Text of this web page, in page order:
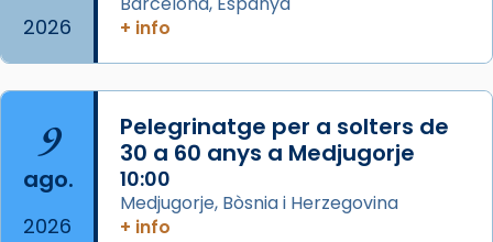
Semproniana (“relatiu a Semprònia =
eterna”) són deixebles seves. I l’any 1667, el
frare Joan Gaspar Roig, afirma en una obra
que les santes són filles de l’antiga Iluro.
Mataró en reivindicarà les relíq
...Ver más
Foto
View on Facebook
2026
+ info
9
ago.
2026
Pelegrinatge per a solters de
30 a 60 anys a Medjugorje
10:00
Medjugorje, Bòsnia i Herzegovina
+ info